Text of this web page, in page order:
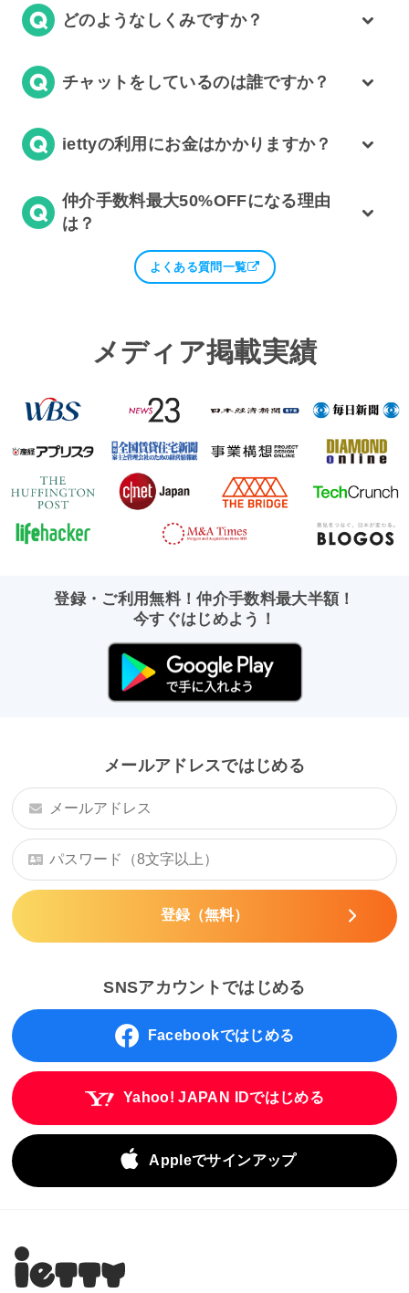
どのようなしくみですか？
チャットをしているのは誰ですか？
iettyの利用にお金はかかりますか？
仲介手数料最大50%OFFになる理由
は？
よくある質問一覧
メディア掲載実績
登録・ご利用無料！仲介手数料最大半額！
今すぐはじめよう！
メールアドレスではじめる
登録（無料）
SNSアカウントではじめる
Facebookではじめる
Yahoo! JAPAN IDではじめる
Appleでサインアップ